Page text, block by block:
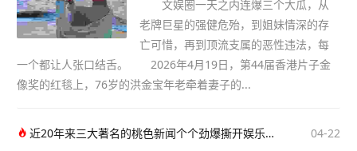
文娱圈一天之内连爆三个大瓜，从
老牌巨星的强健危殆，到姐妹情深的存
亡可惜，再到顶流支属的恶性违法，每
一个都让人张口结舌。 2026年4月19日，第44届香港片子金
像奖的红毯上，76岁的洪金宝年老牵着妻子的...
近20年来三大著名的桃色新闻个个劲爆撕开娱乐圈最不堪的一面
04-22